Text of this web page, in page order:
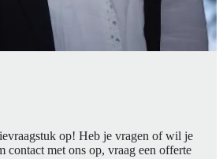
op! Heb je vragen of wil je
contact met ons op, vraag een offerte